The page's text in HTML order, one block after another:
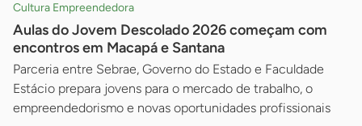
Cultura Empreendedora
Aulas do Jovem Descolado 2026 começam com
encontros em Macapá e Santana
Parceria entre Sebrae, Governo do Estado e Faculdade
Estácio prepara jovens para o mercado de trabalho, o
empreendedorismo e novas oportunidades profissionais